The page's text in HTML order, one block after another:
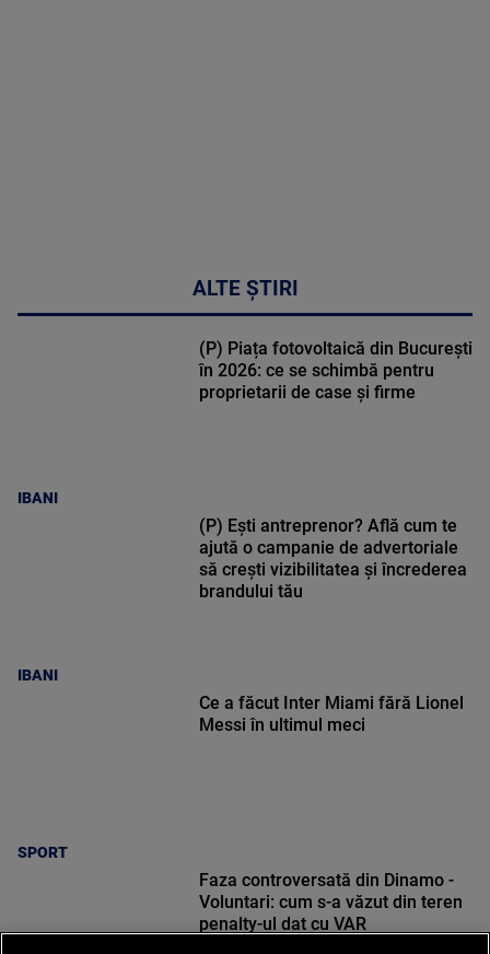
ALTE ȘTIRI
IBANI
(P) Piața fotovoltaică din București
în 2026: ce se schimbă pentru
proprietarii de case și firme
IBANI
(P) Ești antreprenor? Află cum te
ajută o campanie de advertoriale
să crești vizibilitatea și încrederea
brandului tău
SPORT
Ce a făcut Inter Miami fără Lionel
Messi în ultimul meci
Faza controversată din Dinamo -
Voluntari: cum s-a văzut din teren
penalty-ul dat cu VAR